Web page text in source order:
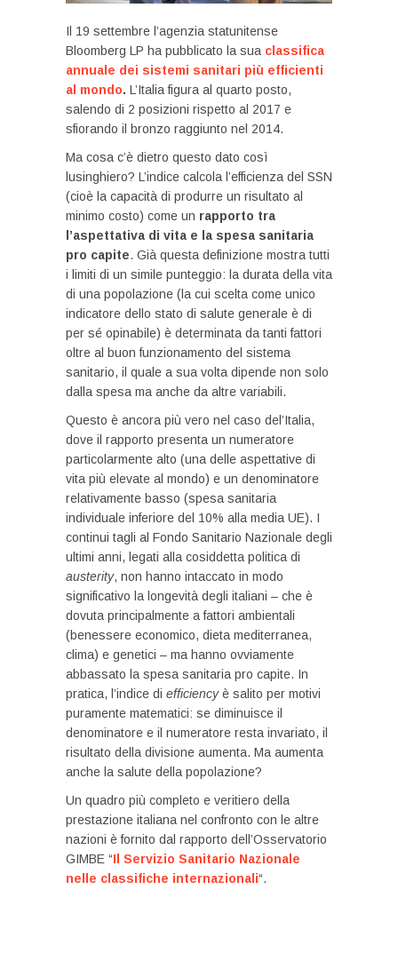
Il 19 settembre l’agenzia statunitense
Bloomberg LP ha pubblicato la sua classifica
annuale dei sistemi sanitari più efficienti
al mondo. L’Italia figura al quarto posto,
salendo di 2 posizioni rispetto al 2017 e
sfiorando il bronzo raggiunto nel 2014.
Ma cosa c’è dietro questo dato così
lusinghiero? L’indice calcola l’efficienza del SSN
(cioè la capacità di produrre un risultato al
minimo costo) come un rapporto tra
l’aspettativa di vita e la spesa sanitaria
pro capite. Già questa definizione mostra tutti
i limiti di un simile punteggio: la durata della vita
di una popolazione (la cui scelta come unico
indicatore dello stato di salute generale è di
per sé opinabile) è determinata da tanti fattori
oltre al buon funzionamento del sistema
sanitario, il quale a sua volta dipende non solo
dalla spesa ma anche da altre variabili.
Questo è ancora più vero nel caso del’Italia,
dove il rapporto presenta un numeratore
particolarmente alto (una delle aspettative di
vita più elevate al mondo) e un denominatore
relativamente basso (spesa sanitaria
individuale inferiore del 10% alla media UE). I
continui tagli al Fondo Sanitario Nazionale degli
ultimi anni, legati alla cosiddetta politica di
austerity, non hanno intaccato in modo
significativo la longevità degli italiani – che è
dovuta principalmente a fattori ambientali
(benessere economico, dieta mediterranea,
clima) e genetici – ma hanno ovviamente
abbassato la spesa sanitaria pro capite. In
pratica, l’indice di efficiencyè salito per motivi
puramente matematici: se diminuisce il
denominatore e il numeratore resta invariato, il
risultato della divisione aumenta. Ma aumenta
anche la salute della popolazione?
Un quadro più completo e veritiero della
prestazione italiana nel confronto con le altre
nazioni è fornito dal rapporto dell’Osservatorio
GIMBE “Il Servizio Sanitario Nazionale
nelle classifiche internazionali“.